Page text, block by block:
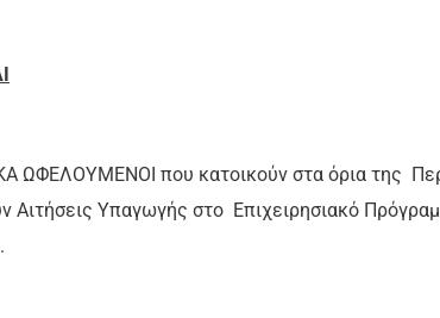
ΩΦΕΛΟΥΜΕΝΟΙ που κατοικούν στα όρια της
Αιτήσεις Υπαγωγής στο Επιχειρησιακό